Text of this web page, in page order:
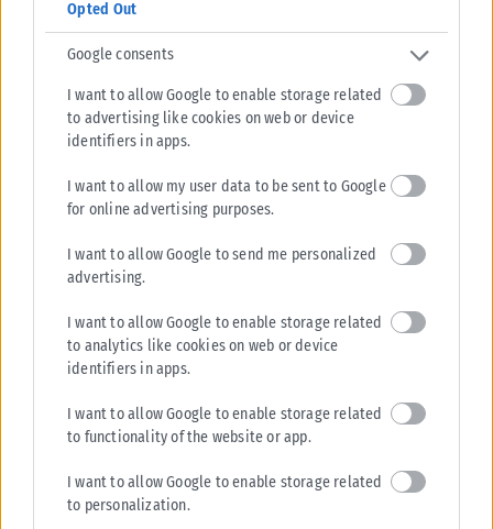
Opted Out
Google consents
I want to allow Google to enable storage related
to advertising like cookies on web or device
identifiers in apps.
I want to allow my user data to be sent to Google
for online advertising purposes.
I want to allow Google to send me personalized
advertising.
I want to allow Google to enable storage related
to analytics like cookies on web or device
identifiers in apps.
I want to allow Google to enable storage related
to functionality of the website or app.
I want to allow Google to enable storage related
to personalization.
ΕΛΛΆΔΑ
Από σήμερα μόνο με νέου τύπου ταυτότητα ή διαβατήριο τα
ταξίδια στο εξωτερικό
Από σήμερα, 3 Αυγούστου, οι παλαιού τύπου «μπλε» αστυνομικές
εξωτερικό, με...
ΑΝΑΡΤΉΘΗΚΕ ΑΠΌKARFITSANEWS 03/08/2026